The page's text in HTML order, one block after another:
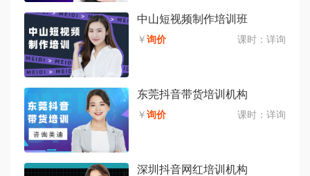
中山短视频制作培训班
￥询价 课时： 详询
东莞抖音带货培训机构
￥询价 课时： 详询
深圳抖音网红培训机构